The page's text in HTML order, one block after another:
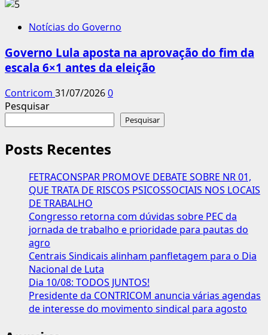
Notícias do Governo
Governo Lula aposta na aprovação do fim da
escala 6×1 antes da eleição
Contricom 31/07/20260
Pesquisar
Pesquisar
Posts Recentes
FETRACONSPAR PROMOVE DEBATE SOBRE NR 01,
QUE TRATA DE RISCOS PSICOSSOCIAIS NOS LOCAIS
DE TRABALHO
Congresso retorna com dúvidas sobre PEC da
jornada de trabalho e prioridade para pautas do
agro
Centrais Sindicais alinham panfletagem para o Dia
Nacional de Luta
Dia 10/08: TODOS JUNTOS!
Presidente da CONTRICOM anuncia várias agendas
de interesse do movimento sindical para agosto